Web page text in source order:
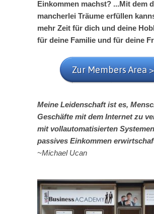
Einkommen machst? ...Mit dem
mancherlei Träume erfüllen
mehr Zeit für dich und deine
für deine Familie und für deine
Zur Members Area >
Meine Leidenschaft ist es,
Geschäfte mit dem Internet zu
mit vollautomatisierten
passives Einkommen
~Michael Ucan